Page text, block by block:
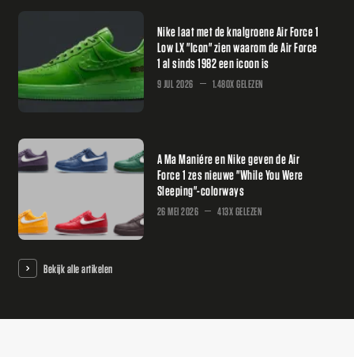
Nike laat met de knalgroene Air Force 1
Low LX "Icon" zien waarom de Air Force
1 al sinds 1982 een icoon is
9 JUL 2026 1.480X GELEZEN
A Ma Maniére en Nike geven de Air
Force 1 zes nieuwe "While You Were
Sleeping"-colorways
26 MEI 2026 413X GELEZEN
Bekijk alle artikelen